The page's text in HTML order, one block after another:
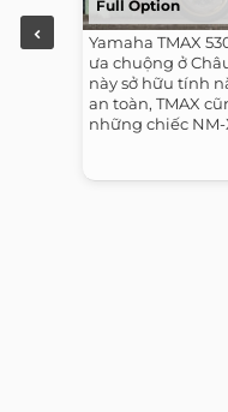
Full Option
Yamaha TMAX
ưa chuộng ở
này sở hữu tính
an toàn, TMAX
những chiếc